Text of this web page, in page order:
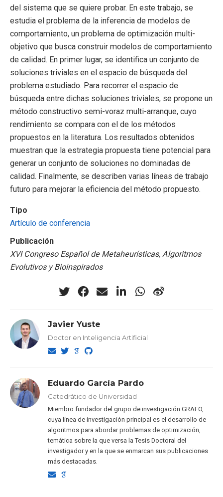
del sistema que se quiere probar. En este trabajo, se
estudia el problema de la inferencia de modelos de
comportamiento, un problema de optimización multi-
objetivo que busca construir modelos de comportamiento
de calidad. En primer lugar, se identifica un conjunto de
soluciones triviales en el espacio de búsqueda del
problema estudiado. Para recorrer el espacio de
búsqueda entre dichas soluciones triviales, se propone un
método constructivo semi-voraz multi-arranque, cuyo
rendimiento se compara con el de los métodos
propuestos en la literatura. Los resultados obtenidos
muestran que la estrategia propuesta tiene potencial para
generar un conjunto de soluciones no dominadas de
calidad. Finalmente, se describen varias líneas de trabajo
futuro para mejorar la eficiencia del método propuesto.
Tipo
Artículo de conferencia
Publicación
XVI Congreso Español de Metaheurísticas, Algoritmos
Evolutivos y Bioinspirados
Javier Yuste
Doctor en Inteligencia Artificial
Eduardo García Pardo
Catedrático de Universidad
Miembro fundador del grupo de investigación GRAFO,
cuya línea de investigación principal es el desarrollo de
algoritmos para abordar problemas de optimización,
temática sobre la que versa la Tesis Doctoral del
investigador y en la que se enmarcan sus publicaciones
más destacadas.